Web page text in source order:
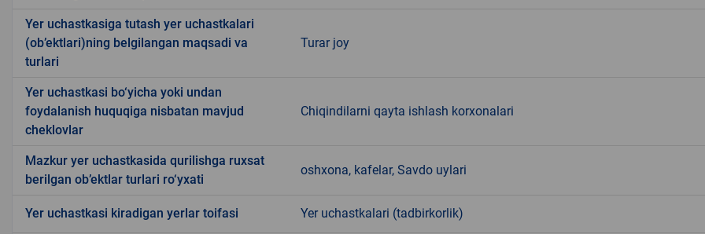
Yer uchastkasiga tutash yer uchastkalari
(ob’ektlari)ning belgilangan maqsadi va
turlari
Turar joy
Yer uchastkasi bo‘yicha yoki undan
foydalanish huquqiga nisbatan mavjud
cheklovlar
Chiqindilarni qayta ishlash korxonalari
Mazkur yer uchastkasida qurilishga ruxsat
berilgan ob’ektlar turlari ro‘yxati
oshxona, kafelar, Savdo uylari
Yer uchastkasi kiradigan yerlar toifasi Yer uchastkalari (tadbirkorlik)